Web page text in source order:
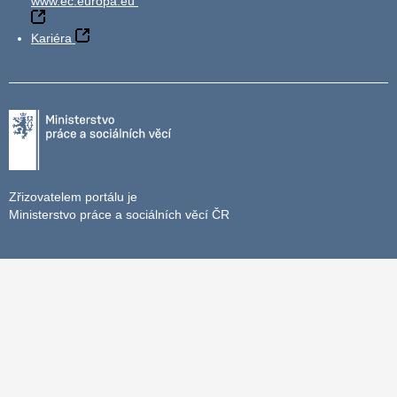
Kariéra
Zřizovatelem portálu je
Ministerstvo práce a sociálních věcí ČR